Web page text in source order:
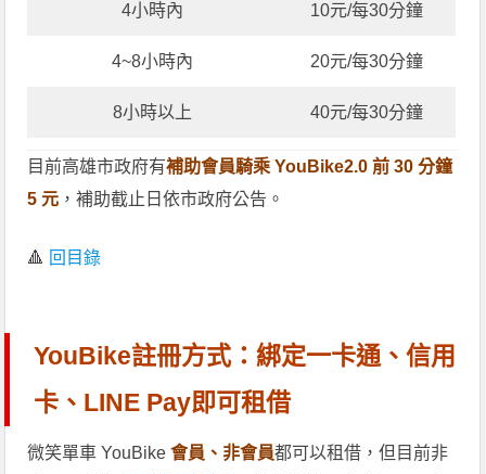
4小時內 10元/每30分鐘
4~8小時內 20元/每30分鐘
8小時以上 40元/每30分鐘
目前高雄市政府有補助會員騎乘 YouBike2.0 前 30 分鐘
5 元 ，補助截止日依市政府公告。
🔺 回目錄
YouBike註冊方式：綁定一卡通、信用
卡、LINE Pay即可租借
微笑單車 YouBike會員、非會員都可以租借，但目前非